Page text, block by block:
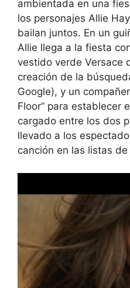
ambientada en una
los personajes Allie
bailan juntos. En un
Allie llega a la fiesta
vestido verde Versace
creación de la
Google), y un
Floor” para establecer
cargado entre los dos
llevado a los
canción en las listas